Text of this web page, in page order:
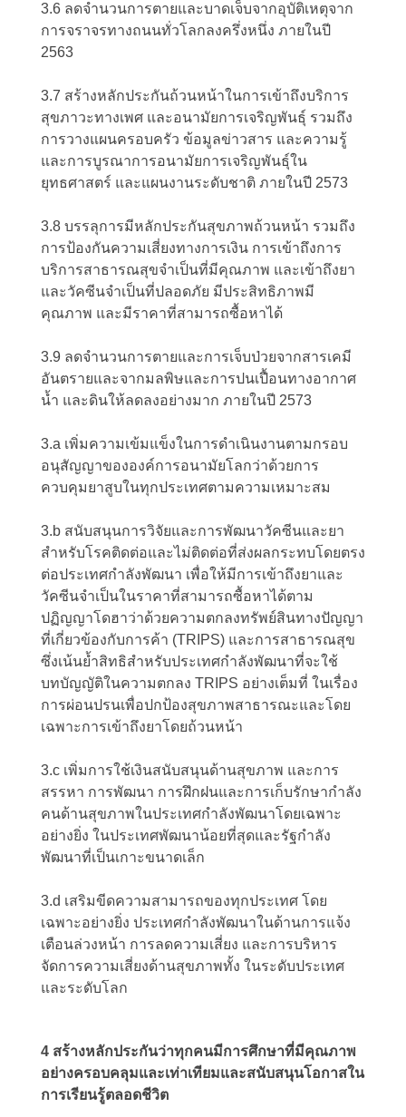
3.6 ลดจำนวนการตายและบาดเจ็บจากอุบัติเหตุจาก
การจราจรทางถนนทั่วโลกลงครึ่งหนึ่ง ภายในปี
2563
3.7 สร้างหลักประกันถ้วนหน้าในการเข้าถึงบริการ
สุขภาวะทางเพศ และอนามัยการเจริญพันธุ์ รวมถึง
การวางแผนครอบครัว ข้อมูลข่าวสาร และความรู้
และการบูรณาการอนามัยการเจริญพันธุ์ใน
ยุทธศาสตร์ และแผนงานระดับชาติ ภายในปี 2573
3.8 บรรลุการมีหลักประกันสุขภาพถ้วนหน้า รวมถึง
การป้องกันความเสี่ยงทางการเงิน การเข้าถึงการ
บริการสาธารณสุขจำเป็นที่มีคุณภาพ และเข้าถึงยา
และวัคซีนจำเป็นที่ปลอดภัย มีประสิทธิภาพมี
คุณภาพ และมีราคาที่สามารถซื้อหาได้
3.9 ลดจำนวนการตายและการเจ็บป่วยจากสารเคมี
อันตรายและจากมลพิษและการปนเปื้อนทางอากาศ
น้ำ และดินให้ลดลงอย่างมาก ภายในปี 2573
3.a เพิ่มความเข้มแข็งในการดำเนินงานตามกรอบ
อนุสัญญาขององค์การอนามัยโลกว่าด้วยการ
ควบคุมยาสูบในทุกประเทศตามความเหมาะสม
3.b สนับสนุนการวิจัยและการพัฒนาวัคซีนและยา
สำหรับโรคติดต่อและไม่ติดต่อที่ส่งผลกระทบโดยตรง
ต่อประเทศกำลังพัฒนา เพื่อให้มีการเข้าถึงยาและ
วัคซีนจำเป็นในราคาที่สามารถซื้อหาได้ตาม
ปฏิญญาโดฮาว่าด้วยความตกลงทรัพย์สินทางปัญญา
ที่เกี่ยวข้องกับการค้า (TRIPS) และการสาธารณสุข
ซึ่งเน้นย้ำสิทธิสำหรับประเทศกำลังพัฒนาที่จะใช้
บทบัญญัติในความตกลง TRIPS อย่างเต็มที่ ในเรื่อง
การผ่อนปรนเพื่อปกป้องสุขภาพสาธารณะและโดย
เฉพาะการเข้าถึงยาโดยถ้วนหน้า
3.c เพิ่มการใช้เงินสนับสนุนด้านสุขภาพ และการ
สรรหา การพัฒนา การฝึกฝนและการเก็บรักษากำลัง
คนด้านสุขภาพในประเทศกำลังพัฒนาโดยเฉพาะ
อย่างยิ่ง ในประเทศพัฒนาน้อยที่สุดและรัฐกำลัง
พัฒนาที่เป็นเกาะขนาดเล็ก
3.d เสริมขีดความสามารถของทุกประเทศ โดย
เฉพาะอย่างยิ่ง ประเทศกำลังพัฒนาในด้านการแจ้ง
เตือนล่วงหน้า การลดความเสี่ยง และการบริหาร
จัดการความเสี่ยงด้านสุขภาพทั้ง ในระดับประเทศ
และระดับโลก
4 สร้างหลักประกันว่าทุกคนมีการศึกษาที่มีคุณภาพ
อย่างครอบคลุมและเท่าเทียมและสนับสนุนโอกาสใน
การเรียนรู้ตลอดชีวิต